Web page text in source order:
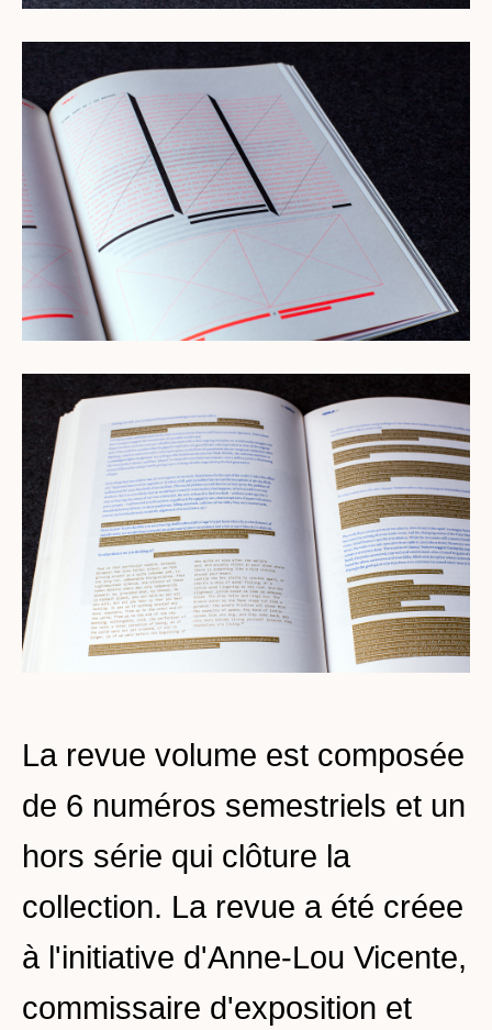
La revue volume est composée
de 6 numéros semestriels et un
hors série qui clôture la
collection. La revue a été créee
à l'initiative d'Anne-Lou Vicente,
commissaire d'exposition et